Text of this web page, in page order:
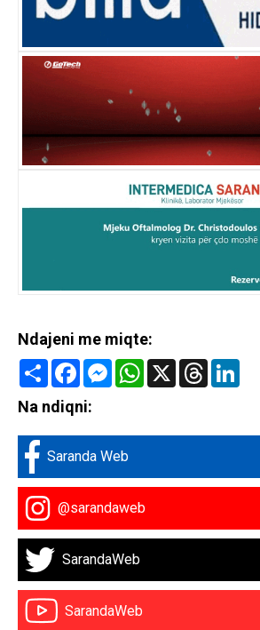
Ndajeni me miqte:
Share FacebookMessenger
WhatsApp
X Threads
Na ndiqni:
Saranda Web
@sarandaweb
SarandaWeb
SarandaWeb